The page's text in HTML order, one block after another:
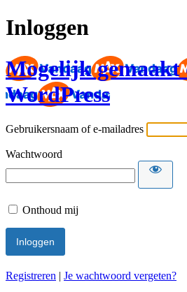
Inloggen
Mogelijk gemaakt
WordPress
Gebruikersnaam of e-mailadres
Wachtwoord
Onthoud mij
Registreren | Je wachtwoord vergeten?